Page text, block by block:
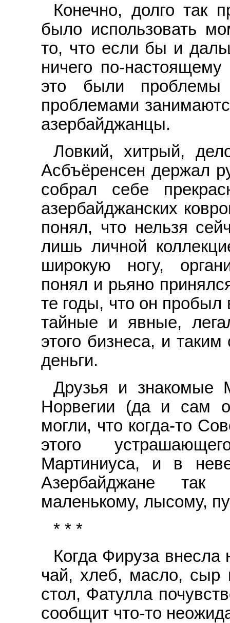
Конечно, долго так
было использовать
то, что если бы и
ничего по-
это были
проблемами
азербайджанцы.
Ловкий, хитрый,
Асбъёренсен держал
собрал себе
азербайджанских
понял, что нельзя
лишь личной
широкую ногу,
понял и рьяно
те годы, что он пробыл
тайные и явные,
этого бизнеса, и
деньги.
Друзья и знакомые
Норвегии (да и сам
могли, что когда-то
этого
Мартиниуса, и в
Азербайджане так
маленькому, лысому,
* * *
Когда Фируза внесла
чай, хлеб, масло,
стол, Фатулла
сообщит что-то